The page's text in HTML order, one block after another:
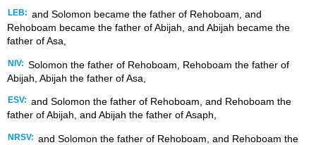
LEB: and Solomon became the father of Rehoboam, and
Rehoboam became the father of Abijah, and Abijah became the
father of Asa,
NIV: Solomon the father of Rehoboam, Rehoboam the father of
Abijah, Abijah the father of Asa,
ESV: and Solomon the father of Rehoboam, and Rehoboam the
father of Abijah, and Abijah the father of Asaph,
NRSV: and Solomon the father of Rehoboam, and Rehoboam the